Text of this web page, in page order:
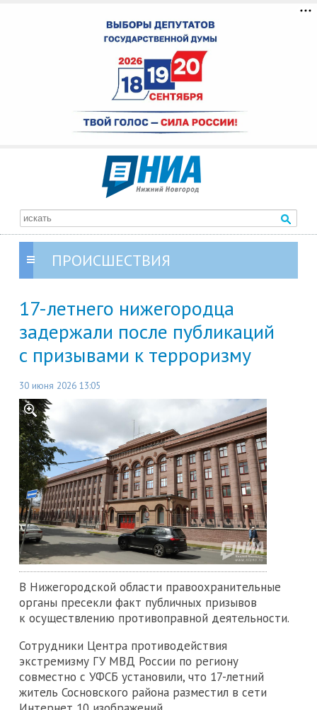
ПРОИСШЕСТВИЯ
17-летнего нижегородца
задержали после публикаций
с призывами к терроризму
30 июня 2026 13:05
В Нижегородской области правоохранительные
органы пресекли факт публичных призывов
к осуществлению противоправной деятельности.
Сотрудники Центра противодействия
экстремизму ГУ МВД России по региону
совместно с УФСБ установили, что 17-летний
житель Сосновского района разместил в сети